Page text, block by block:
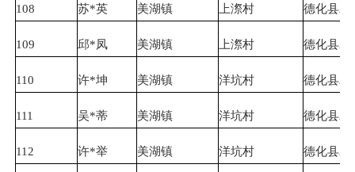
108 苏*英 美湖镇 上漈村 德化县农
109 邱*凤 美湖镇 上漈村 德化县农
110 许*坤 美湖镇 洋坑村 德化县农
111 吴*蒂 美湖镇 洋坑村 德化县农
112 许*举 美湖镇 洋坑村 德化县农